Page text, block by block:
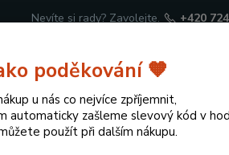
Nevíte si rady? Zavolejte. +420
poděkování 🧡
u nás co nejvíce zpříjemnit,
automaticky zašleme slevový kód v
použít při dalším nákupu.